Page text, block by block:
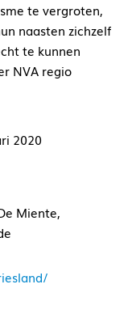
te vergroten,
naasten zichzelf
te kunnen
NVA regio
2020
Miente,